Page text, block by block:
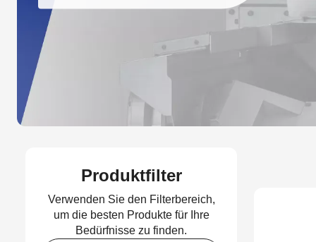
Produktfilter
Verwenden Sie den Filterbereich,
um die besten Produkte für Ihre
Bedürfnisse zu finden.